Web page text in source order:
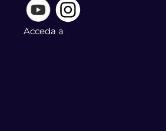
Acceda a